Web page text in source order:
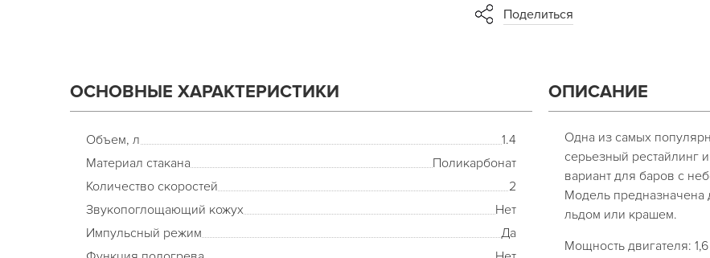
Поделиться
ОСНОВНЫЕ ХАРАКТЕРИСТИКИ
Объем, л
1.4
Материал стакана
Поликарбонат
Количество скоростей
2
Звукопоглощающий кожух
Нет
Импульсный режим
Да
ОПИСАНИЕ
Одна из самых
серьезный рестайлинг
вариант для баров с
Модель предназначена
льдом или крашем.
Мощность двигателя: